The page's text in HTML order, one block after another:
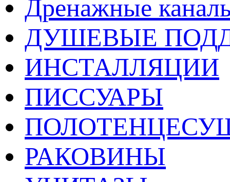
Дренажные
ДУШЕВЫЕ
ИНСТАЛЛЯЦИИ
ПИССУАРЫ
РАКОВИНЫ